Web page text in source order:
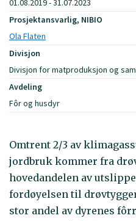
01.08.2019 - 31.07.2023
Prosjektansvarlig, NIBIO
Ola Flaten
Divisjon
Divisjon for matproduksjon og
Avdeling
Fôr og husdyr
Omtrent 2/3 av
jordbruk kommer fra
hovedandelen av
fordøyelsen til
stor andel av dyrenes